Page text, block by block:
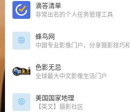
滴答清单
非常出名的个人任务管理工具
蜂鸟网
中国专业影像门户，分享摄影技巧
色影无忌
全球最大中文影像生活门户
美国国家地理
【英文】摄影社区